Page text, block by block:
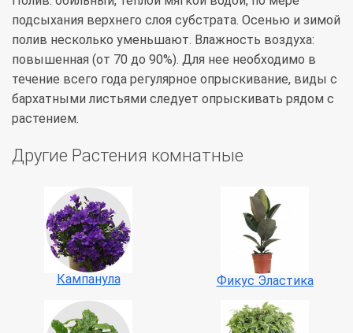
подсыхания верхнего слоя субстрата. Осенью и зимой
полив несколько уменьшают. Влажность воздуха:
повышенная (от 70 до 90%). Для нее необходимо в
течение всего года регулярное опрыскивание, виды с
бархатными листьями следует опрыскивать рядом с
растением.
Другие Растения комнатные
Кампанула Фикус Эластика